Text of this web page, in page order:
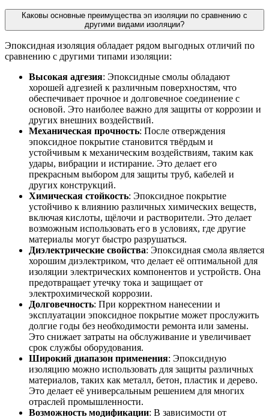
Каковы основные преимущества эп изоляции по сравнению с
другими видами изоляции?
Эпоксидная изоляция обладает рядом выгодных отличий по
сравнению с другими типами изоляции:
Высокая адгезия: Эпоксидные смолы обладают
хорошей адгезией к различным поверхностям, что
обеспечивает прочное и долговечное соединение с
основой. Это наиболее важно для защиты от коррозии и
других внешних воздействий.
Механическая прочность: После отверждения
эпоксидное покрытие становится твёрдым и
устойчивым к механическим воздействиям, таким как
удары, вибрации и истирание. Это делает его
прекрасным выбором для защиты труб, кабелей и
других конструкций.
Химическая стойкость: Эпоксидное покрытие
устойчиво к влиянию различных химических веществ,
включая кислоты, щёлочи и растворители. Это делает
возможным использовать его в условиях, где другие
материалы могут быстро разрушаться.
Диэлектрические свойства: Эпоксидная смола является
хорошим диэлектриком, что делает её оптимальной для
изоляции электрических компонентов и устройств. Она
предотвращает утечку тока и защищает от
электрохимической коррозии.
Долговечность: При корректном нанесении и
эксплуатации эпоксидное покрытие может прослужить
долгие годы без необходимости ремонта или замены.
Это снижает затраты на обслуживание и увеличивает
срок службы оборудования.
Широкий диапазон применения: Эпоксидную
изоляцию можно использовать для защиты различных
материалов, таких как металл, бетон, пластик и дерево.
Это делает её универсальным решением для многих
отраслей промышленности.
Возможность модификации: В зависимости от